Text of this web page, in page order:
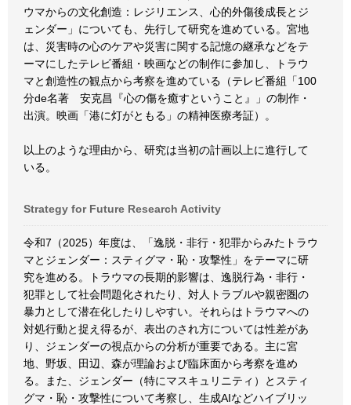
ウマからの文化創造：レジリエンス、心的外傷後成長とジ
ェンダー」についても、先行して研究を進めている。宮地
は、災害時の心のケアや災害に関する記憶の継承などをテ
ーマにしたテレビ番組・映画などの制作に参加し、トラウ
マと創造性の観点から考察を進めている（テレビ番組「100
分de名著 安克昌『心の傷を癒すということ』」の制作・
出演。映画「港に灯がともる」の精神医療考証）。
以上のような理由から、研究は当初の計画以上に進行して
いる。
Strategy for Future Research Activity
令和7（2025）年度は、「逸脱・非行・犯罪からみたトラウ
マとジェンダー：スティグマ・恥・攻撃性」をテーマに研
究を進める。トラウマの長期的影響は、逸脱行為・非行・
犯罪として社会問題化されたり、対人トラブルや親密圏の
暴力として潜在化したりしやすい。それらはトラウマへの
対処行動と捉え得るが、表出のされ方については性差があ
り、ジェンダーの視点からの分析が重要である。主に宮
地、野坂、田辺、森が理論および臨床面から考察を進め
る。また、ジェンダー（特にマスキュリニティ）とスティ
グマ・恥・攻撃性について考察し、生成AIなどハイブリッ